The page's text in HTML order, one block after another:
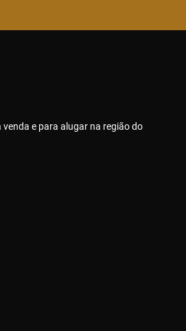
venda e para alugar na região do